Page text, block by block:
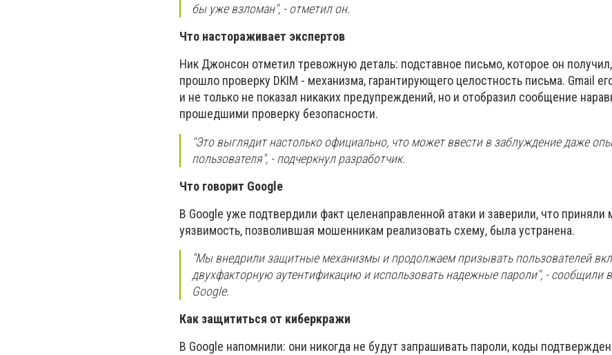
бы уже взломан", - отметил он.
Что настораживает экспертов
Ник Джонсон отметил тревожную деталь: подставное письмо, которое он
прошло проверку DKIM - механизма, гарантирующего целостность письма. Gmail
и не только не показал никаких предупреждений, но и отобразил сообщение
прошедшими проверку безопасности.
"Это выглядит настолько официально, что может ввести в заблуждение даже
пользователя", - подчеркнул разработчик.
Что говорит Google
В Google уже подтвердили факт целенаправленной атаки и заверили, что приняли
уязвимость, позволившая мошенникам реализовать схему, была устранена.
"Мы внедрили защитные механизмы и продолжаем призывать пользователей
двухфакторную аутентификацию и использовать надежные пароли", - сообщили
Google.
Как защититься от киберкражи
В Google напомнили: они никогда не будут запрашивать пароли, коды